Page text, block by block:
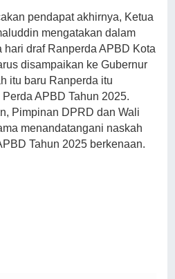
pendapat akhirnya, Ketua
mengatakan dalam
draf Ranperda APBD Kota
disampaikan ke Gubernur
itu baru Ranperda itu
APBD Tahun 2025.
Pimpinan DPRD dan Wali
menandatangani naskah
Tahun 2025 berkenaan.